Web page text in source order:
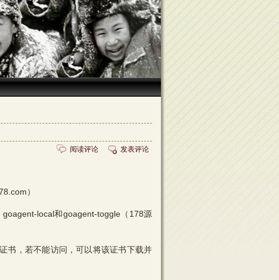
发表评论
阅读评论
）
local和goagent-toggle（178源
书，若不能访问，可以将该证书下载并